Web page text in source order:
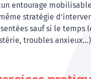
entourage mobilisable
stratégie
sauf si le temps
troubles